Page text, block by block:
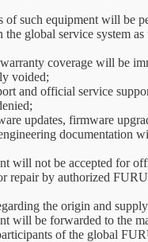
of such equipment will be
global service system as
coverage will be
voided;
and official service
updates, firmware
documentation
will not be accepted for
repair by authorized
the origin and
will be forwarded to the
of the global